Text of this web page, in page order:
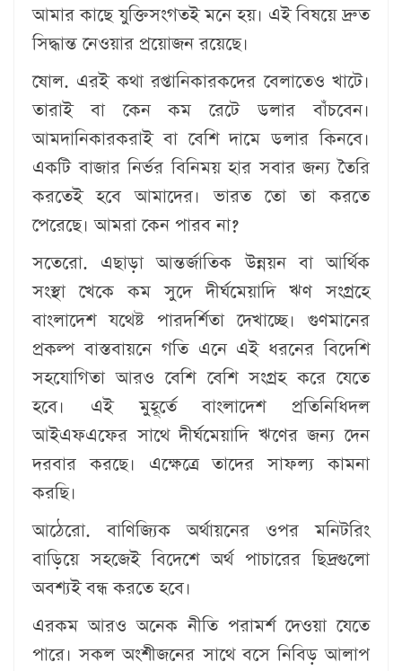
আমার কাছে যুক্তিসংগতই মনে হয়। এই বিষয়ে দ্রুত
সিদ্ধান্ত নেওয়ার প্রয়োজন রয়েছে।
ষোল. এরই কথা রপ্তানিকারকদের বেলাতেও খাটে।
তারাই বা কেন কম রেটে ডলার বাঁচবেন।
আমদানিকারকরাই বা বেশি দামে ডলার কিনবে।
একটি বাজার নির্ভর বিনিময় হার সবার জন্য তৈরি
করতেই হবে আমাদের। ভারত তো তা করতে
পেরেছে। আমরা কেন পারব না?
সতেরো. এছাড়া আন্তর্জাতিক উন্নয়ন বা আর্থিক
সংস্থা খেকে কম সুদে দীর্ঘমেয়াদি ঋণ সংগ্রহে
বাংলাদেশ যথেষ্ট পারদর্শিতা দেখাচ্ছে। গুণমানের
প্রকল্প বাস্তবায়নে গতি এনে এই ধরনের বিদেশি
সহযোগিতা আরও বেশি বেশি সংগ্রহ করে যেতে
হবে। এই মুহূর্তে বাংলাদেশ প্রতিনিধিদল
আইএফএফের সাথে দীর্ঘমেয়াদি ঋণের জন্য দেন
দরবার করছে। এক্ষেত্রে তাদের সাফল্য কামনা
করছি।
আঠেরো. বাণিজ্যিক অর্থায়নের ওপর মনিটরিং
বাড়িয়ে সহজেই বিদেশে অর্থ পাচারের ছিদ্রগুলো
অবশ্যই বন্ধ করতে হবে।
এরকম আরও অনেক নীতি পরামর্শ দেওয়া যেতে
পারে। সকল অংশীজনের সাথে বসে নিবিড় আলাপ